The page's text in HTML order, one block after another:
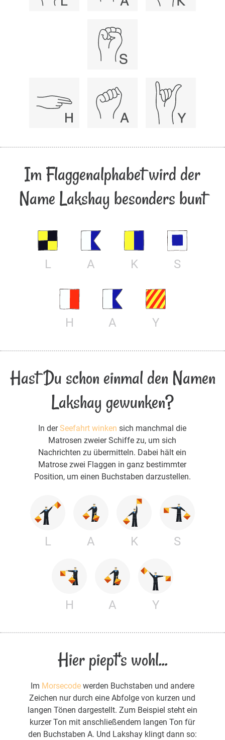
Im Flaggenalphabet wird der
Name Lakshay besonders bunt
L A K S
H A Y
Hast Du schon einmal den Namen
Lakshay gewunken?
In derSeefahrt winken sich manchmal die
Matrosen zweier Schiffe zu, um sich
Nachrichten zu übermitteln. Dabei hält ein
Matrose zwei Flaggen in ganz bestimmter
Position, um einen Buchstaben darzustellen.
L A K S
H A Y
Hier piept's wohl...
Im Morsecodewerden Buchstaben und andere
Zeichen nur durch eine Abfolge von kurzen und
langen Tönen dargestellt. Zum Beispiel steht ein
kurzer Ton mit anschließendem langen Ton für
den Buchstaben A. Und Lakshay klingt dann so: